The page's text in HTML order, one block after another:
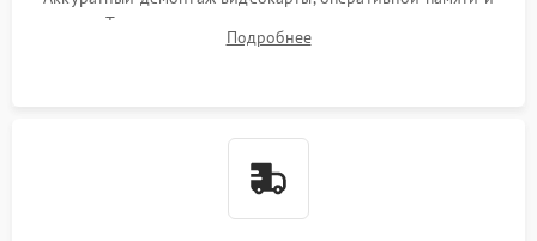
кулеров. Тщательная очистка корпуса и радиаторов от пыли
с помощью сжатого воздуха для предотвращения
Подробнее